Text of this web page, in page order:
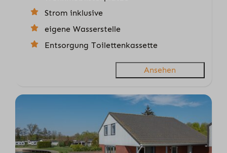
Strom inklusive
eigene Wasserstelle
Entsorgung Toilettenkassette
Ansehen